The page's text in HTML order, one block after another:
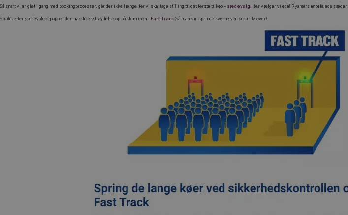
Så snart vi er gået i gang med bookingprocessen, går der ikke længe, før vi skal tage stilling til det første tilkøb –sædevalg. Her vælger vi et af Ryanairs anbefalede sæder.
Straks efter sædevalget popper den næste ekstraydelse op på skærmen –Fast Track(så man kan springe køerne ved security over).